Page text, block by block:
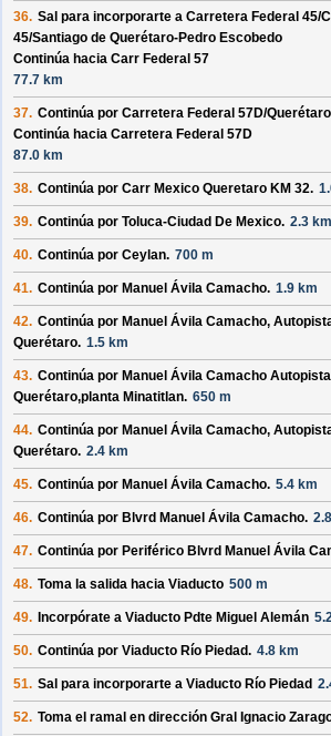
36. Sal para incorporarte a Carretera Federal 45/
45/Santiago de Querétaro-Pedro Escobedo
Continúa hacia Carr Federal 57
77.7 km
37. Continúa por Carretera Federal 57D/
Continúa hacia Carretera Federal 57D
87.0 km
38. Continúa por Carr Mexico Queretaro KM 32.
39. Continúa por Toluca-Ciudad De Mexico. 2.3 km
40. Continúa por Ceylan. 700 m
41. Continúa por Manuel Ávila Camacho. 1.9 km
42. Continúa por Manuel Ávila Camacho,
Querétaro. 1.5 km
43. Continúa por Manuel Ávila Camacho
Querétaro,planta Minatitlan. 650 m
44. Continúa por Manuel Ávila Camacho,
Querétaro. 2.4 km
45. Continúa por Manuel Ávila Camacho. 5.4 km
46. Continúa por Blvrd Manuel Ávila Camacho.
47. Continúa por Periférico Blvrd Manuel Ávila
48. Toma la salida hacia Viaducto 500 m
49. Incorpórate a Viaducto Pdte Miguel Alemán
50. Continúa por Viaducto Río Piedad. 4.8 km
51. Sal para incorporarte a Viaducto Río Piedad
52. Toma el ramal en dirección Gral Ignacio